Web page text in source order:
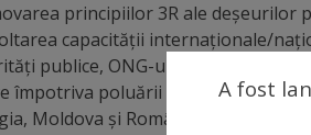
principiilor 3R ale deșeurilor
capacității internaționale/
publice, ONG-uri și sectorul
împotriva poluării și introducerea
Moldova și România.
A fost